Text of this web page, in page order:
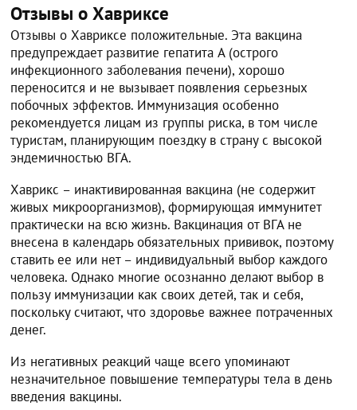
Отзывы о Хавриксе
Отзывы о Хавриксе положительные. Эта вакцина
предупреждает развитие гепатита A (острого
инфекционного заболевания печени), хорошо
переносится и не вызывает появления серьезных
побочных эффектов. Иммунизация особенно
рекомендуется лицам из группы риска, в том числе
туристам, планирующим поездку в страну с высокой
эндемичностью ВГА.
Хаврикс – инактивированная вакцина (не содержит
живых микроорганизмов), формирующая иммунитет
практически на всю жизнь. Вакцинация от ВГА не
внесена в календарь обязательных прививок, поэтому
ставить ее или нет – индивидуальный выбор каждого
человека. Однако многие осознанно делают выбор в
пользу иммунизации как своих детей, так и себя,
поскольку считают, что здоровье важнее потраченных
денег.
Из негативных реакций чаще всего упоминают
незначительное повышение температуры тела в день
введения вакцины.